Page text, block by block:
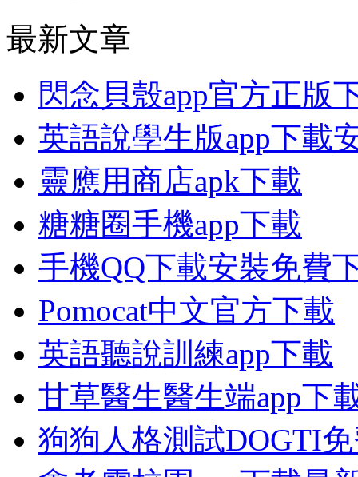
最新文章
閃念貝殼app官方正版
英語說學生版app下載
靈應用商店apk下載
糖糖圈手機app下載
手機QQ下載安裝免費
Pomocat中文官方下載
英語聽說訓練app下載
甘草醫生醫生端app下
狗狗人格測試DOGTI